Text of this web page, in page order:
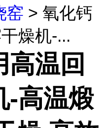
窑 > 氧化钙
燥机-...
高温回
-高温煅